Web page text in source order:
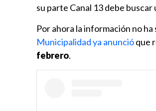
su parte Canal 13 debe
Por ahora la información no
Municipalidad ya anuncióque
febrero.